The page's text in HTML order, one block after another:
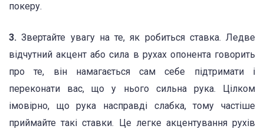
покеру.
3. Звертайте увагу на те, як робиться ставка. Ледве
відчутний акцент або сила в рухах опонента говорить
про те, він намагається сам себе підтримати і
переконати вас, що у нього сильна рука. Цілком
імовірно, що рука насправді слабка, тому частіше
приймайте такі ставки. Це легке акцентування рухів